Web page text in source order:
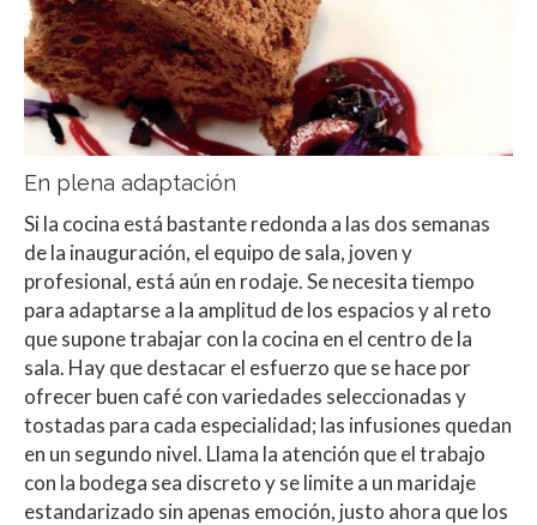
En plena adaptación
Si la cocina está bastante redonda a las dos semanas
de la inauguración, el equipo de sala, joven y
profesional, está aún en rodaje. Se necesita tiempo
para adaptarse a la amplitud de los espacios y al reto
que supone trabajar con la cocina en el centro de la
sala. Hay que destacar el esfuerzo que se hace por
ofrecer buen café con variedades seleccionadas y
tostadas para cada especialidad; las infusiones quedan
en un segundo nivel. Llama la atención que el trabajo
con la bodega sea discreto y se limite a un maridaje
estandarizado sin apenas emoción, justo ahora que los